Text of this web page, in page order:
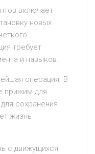
включает
новых
требует
и навыков.
операция. В
прижим для
сохранения
жизнь
с движущихся